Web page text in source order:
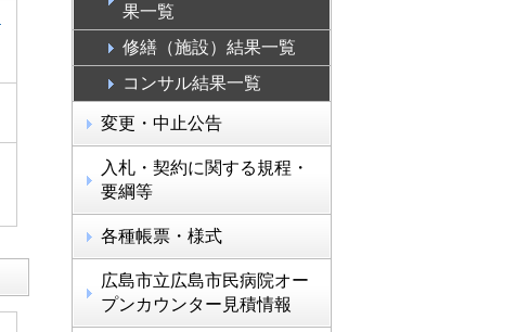
果一覧
修繕（施設）結果一覧
コンサル結果一覧
変更・中止公告
入札・契約に関する規程・
要綱等
各種帳票・様式
広島市立広島市民病院オー
プンカウンター見積情報